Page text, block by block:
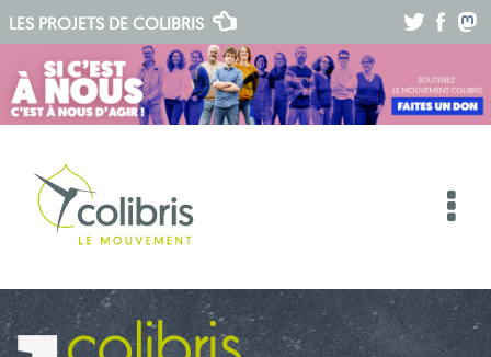
LES PROJETS DE COLIBRIS